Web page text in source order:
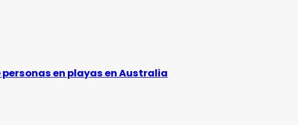
en playas en Australia